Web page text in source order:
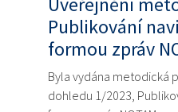
Publikování
formou zpráv
Byla vydána metodická
dohledu 1/2023,